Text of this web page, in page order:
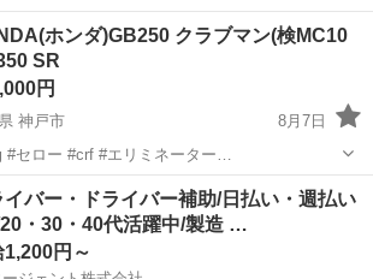
ワサキ
ホンダ)GB250 クラブマン(検MC10
SR
円
神戸市
8月7日
#セロー #crf #エリミネーター…
ホンダ
イバー・ドライバー補助/日払い・週払い
・30・40代活躍中/製造 …
1,200円～